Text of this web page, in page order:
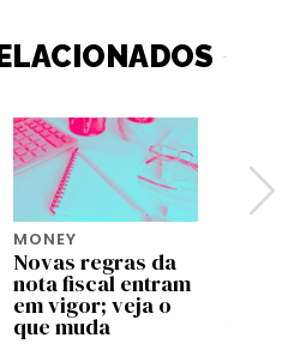
MONEY
Novas regras da
nota fiscal entram
em vigor; veja o
que muda